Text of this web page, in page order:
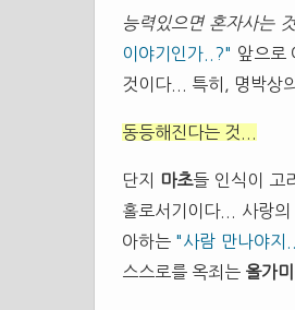
능력있으면 혼자사는
이야기인가..?" 앞으로
것이다... 특히, 명박상
동등해진다는 것...
단지 마초들 인식이 고
홀로서기이다... 사랑의
아하는 "사람 만나야지
스스로를 옥죄는 올가미